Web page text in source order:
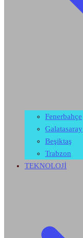
Fenerbahçe
Galatasaray
Beşiktaş
Trabzon
TEKNOLOJİ